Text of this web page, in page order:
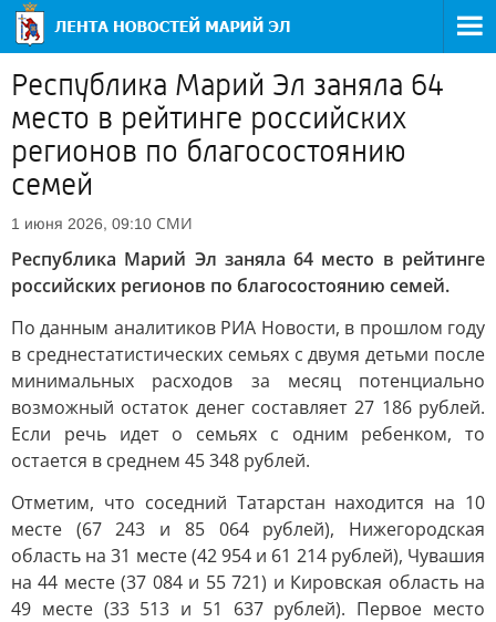
Республика Марий Эл заняла 64
место в рейтинге российских
регионов по благосостоянию
семей
1 июня 2026, 09:10 СМИ
Республика Марий Эл заняла 64 место в рейтинге
российских регионов по благосостоянию семей.
По данным аналитиков РИА Новости, в прошлом году
в среднестатистических семьях с двумя детьми после
минимальных расходов за месяц потенциально
возможный остаток денег составляет 27 186 рублей.
Если речь идет о семьях с одним ребенком, то
остается в среднем 45 348 рублей.
Отметим, что соседний Татарстан находится на 10
месте (67 243 и 85 064 рублей), Нижегородская
область на 31 месте (42 954 и 61 214 рублей), Чувашия
на 44 месте (37 084 и 55 721) и Кировская область на
49 месте (33 513 и 51 637 рублей). Первое место